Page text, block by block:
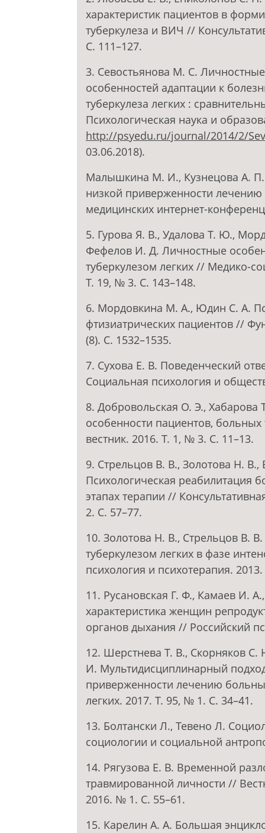
характеристик пациентов в
туберкулеза и ВИЧ //
С. 111–127.
3. Севостьянова М. С.
особенностей адаптации к
туберкулеза легких :
Психологическая наука и
http://psyedu.ru/journal/2014/2/
03.06.2018).
Малышкина М. И., Кузнецова А. П.
низкой приверженности
медицинских интернет-
5. Гурова Я. В., Удалова Т. Ю.,
Фефелов И. Д. Личностные
туберкулезом легких // Медико-
Т. 19, № 3. С. 143–148.
6. Мордовкина М. А., Юдин С. А.
фтизиатрических пациентов //
(8). С. 1532–1535.
7. Сухова Е. В. Поведенческий
Социальная психология и
8. Добровольская О. Э.,
особенности пациентов,
вестник. 2016. Т. 1, № 3. С. 11–13.
9. Стрельцов В. В., Золотова Н.
Психологическая реабилитация
этапах терапии //
2. С. 57–77.
10. Золотова Н. В., Стрельцов В.
туберкулезом легких в фазе
психология и психотерапия.
11. Русановская Г. Ф., Камаев И.
характеристика женщин
органов дыхания // Российский
12. Шерстнева Т. В., Скорняков
И. Мультидисциплинарный
приверженности лечению
легких. 2017. Т. 95, № 1. С. 34–41.
13. Болтански Л., Тевено Л.
социологии и социальной
14. Рягузова Е. В. Временной
травмированной личности //
2016. № 1. С. 55–61.
15. Карелин А. А. Большая